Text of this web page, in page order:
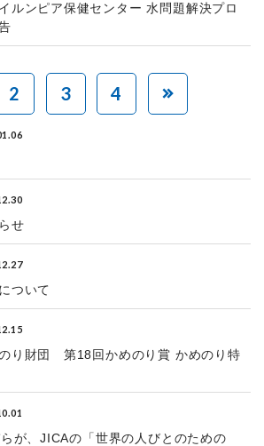
ルンピア保健センター 水問題解決プロ
2 3 4
せ
ついて
り財団 第18回かめのり賞 かめのり特
が、JICAの「世界の人びとのための